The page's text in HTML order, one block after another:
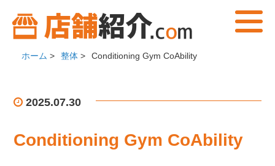
ホーム > 整体 > Conditioning Gym CoAbility
2025.07.30
Conditioning Gym CoAbility